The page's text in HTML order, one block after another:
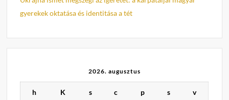
gyerekek oktatása és identitása a tét
2026. augusztus
h K s c p s v